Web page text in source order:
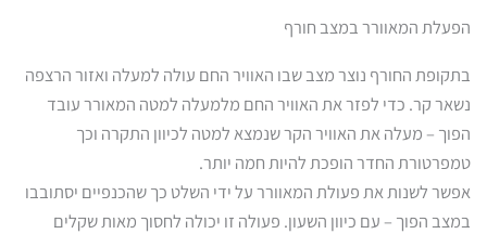
הפעלת המאוורר במצב חורף
בתקופת החורף נוצר מצב שבו האוויר החם עולה למעלה ואזור הרצפה
נשאר קר. כדי לפזר את האוויר החם מלמעלה למטה המאורר עובד
הפוך – מעלה את האוויר הקר שנמצא למטה לכיוון התקרה וכך
טמפרטורת החדר הופכת להיות חמה יותר.
אפשר לשנות את פעולת המאוורר על ידי השלט כך שהכנפיים יסתובבו
במצב הפוך – עם כיוון השעון. פעולה זו יכולה לחסוך מאות שקלים